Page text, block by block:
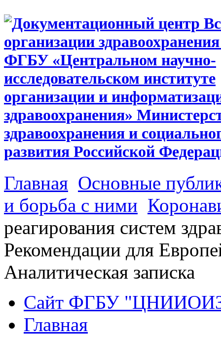
Главная Основные
и борьба с ними
реагирования систем
Рекомендации для
Аналитическая записка
Сайт ФГБУ
Главная